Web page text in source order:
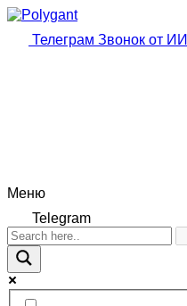
Телеграм Звонок от ИИ
Меню
Telegram